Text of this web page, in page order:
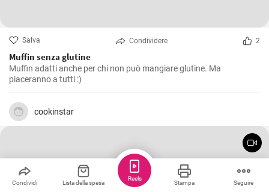
Salva Condividere 2
Muffin senza glutine
Muffin adatti anche per chi non può mangiare glutine. Ma
piaceranno a tutti :)
cookinstar
Condividi Lista della spesa Stampa Seguire
Reels